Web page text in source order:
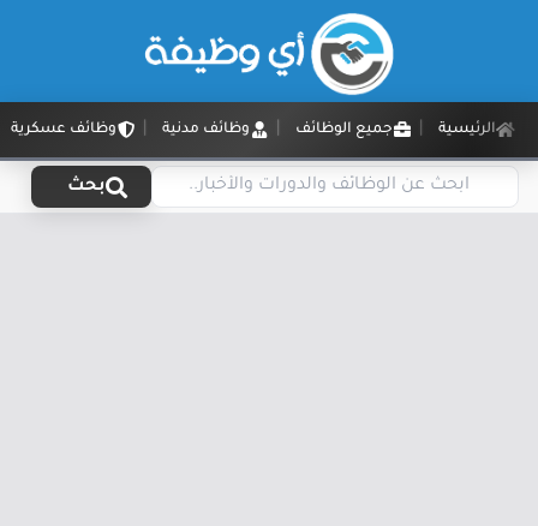
الرئيسية جميع الوظائف وظائف مدنية وظائف عسكرية
بحث